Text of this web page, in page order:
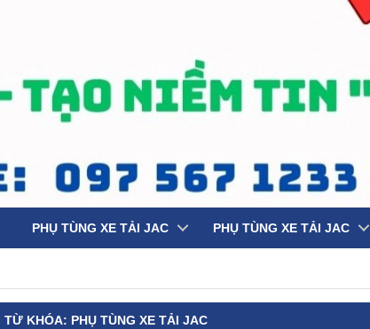
PHỤ TÙNG XE TẢI JAC PHỤ TÙNG XE TẢI JAC
TỪ KHÓA: PHỤ TÙNG XE TẢI JAC